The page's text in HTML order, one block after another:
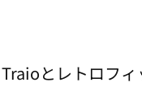
とレトロフ